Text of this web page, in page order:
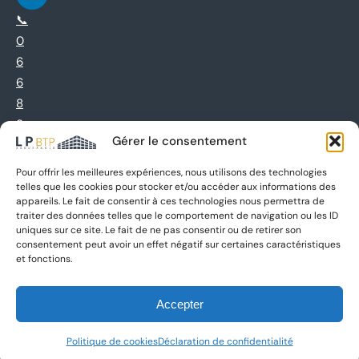
Gérer le consentement
Pour offrir les meilleures expériences, nous utilisons des technologies
telles que les cookies pour stocker et/ou accéder aux informations des
appareils. Le fait de consentir à ces technologies nous permettra de
traiter des données telles que le comportement de navigation ou les ID
uniques sur ce site. Le fait de ne pas consentir ou de retirer son
consentement peut avoir un effet négatif sur certaines caractéristiques
et fonctions.
Accepter
Politique de cookiesDéclaration de confidentialité
📞
0
6
6
8
9
4
5
7
0
6
Ce site est protégé par reCAPTCHA de Google :
de confidentialitéet
conditions d’utilisations’appliquent